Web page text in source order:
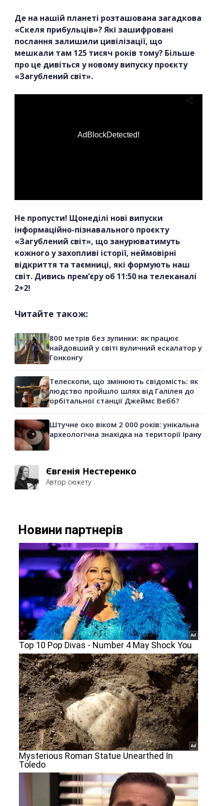
Де на нашій планеті розташована загадкова
«Скеля прибульців»? Які зашифровані
послання залишили цивілізації, що
мешкали там 125 тисяч років тому? Більше
про це дивіться у новому випуску проєкту
«Загублений світ».
AdBlockDetected!
Не пропусти! Щонеділі нові випуски
інформаційно-пізнавального проєкту
«Загублений світ», що занурюватимуть
кожного у захопливі історії, неймовірні
відкриття та таємниці, які формують наш
світ. Дивись прем’єру об 11:50 на телеканалі
2+2!
Читайте також:
800 метрів без зупинки: як працює
найдовший у світі вуличний ескалатор у
Гонконгу
Телескопи, що змінюють свідомість: як
людство пройшло шлях від Галілея до
орбітальної станції Джеймс Вебб?
Штучне око віком 2 000 років: унікальна
археологічна знахідка на території Ірану
Євгенія Нестеренко
Автор сюжету